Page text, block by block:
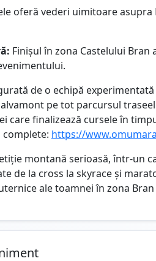
oferă vederi uimitoare
Finișul în zona Castelului
de o echipă
pe tot parcursul
care finalizează cursele în
complete: https://
montană serioasă, într-un
de la cross la skyrace și
ale toamnei în zona Bran